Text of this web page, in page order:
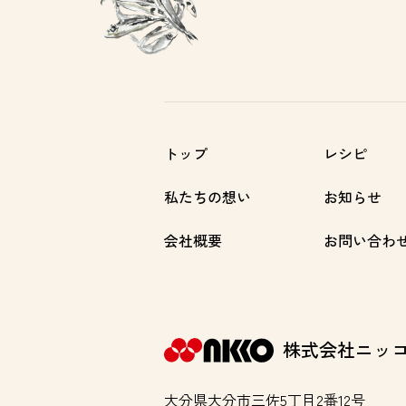
トップ
私たちの想い
会社概要
レシピ
お知らせ
お問い合わ
ニッコーフー
株式会社ニッ
大分県大分市三佐5丁目2番12号